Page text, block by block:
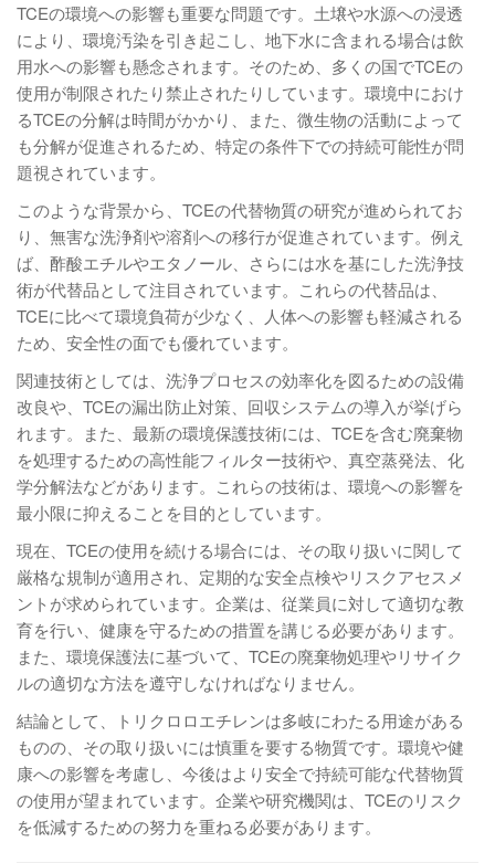
TCEの環境への影響も重要な問題です。土壌や水源への浸透
により、環境汚染を引き起こし、地下水に含まれる場合は飲
用水への影響も懸念されます。そのため、多くの国でTCEの
使用が制限されたり禁止されたりしています。環境中におけ
るTCEの分解は時間がかかり、また、微生物の活動によって
も分解が促進されるため、特定の条件下での持続可能性が問
題視されています。
このような背景から、TCEの代替物質の研究が進められてお
り、無害な洗浄剤や溶剤への移行が促進されています。例え
ば、酢酸エチルやエタノール、さらには水を基にした洗浄技
術が代替品として注目されています。これらの代替品は、
TCEに比べて環境負荷が少なく、人体への影響も軽減される
ため、安全性の面でも優れています。
関連技術としては、洗浄プロセスの効率化を図るための設備
改良や、TCEの漏出防止対策、回収システムの導入が挙げら
れます。また、最新の環境保護技術には、TCEを含む廃棄物
を処理するための高性能フィルター技術や、真空蒸発法、化
学分解法などがあります。これらの技術は、環境への影響を
最小限に抑えることを目的としています。
現在、TCEの使用を続ける場合には、その取り扱いに関して
厳格な規制が適用され、定期的な安全点検やリスクアセスメ
ントが求められています。企業は、従業員に対して適切な教
育を行い、健康を守るための措置を講じる必要があります。
また、環境保護法に基づいて、TCEの廃棄物処理やリサイク
ルの適切な方法を遵守しなければなりません。
結論として、トリクロロエチレンは多岐にわたる用途がある
ものの、その取り扱いには慎重を要する物質です。環境や健
康への影響を考慮し、今後はより安全で持続可能な代替物質
の使用が望まれています。企業や研究機関は、TCEのリスク
を低減するための努力を重ねる必要があります。